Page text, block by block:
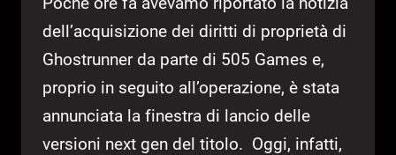
dell’acquisizione dei diritti di proprietà di
Ghostrunner da parte di 505 Games e,
proprio in seguito all’operazione, è stata
annunciata la finestra di lancio delle
versioni next gen del titolo. Oggi, infatti,